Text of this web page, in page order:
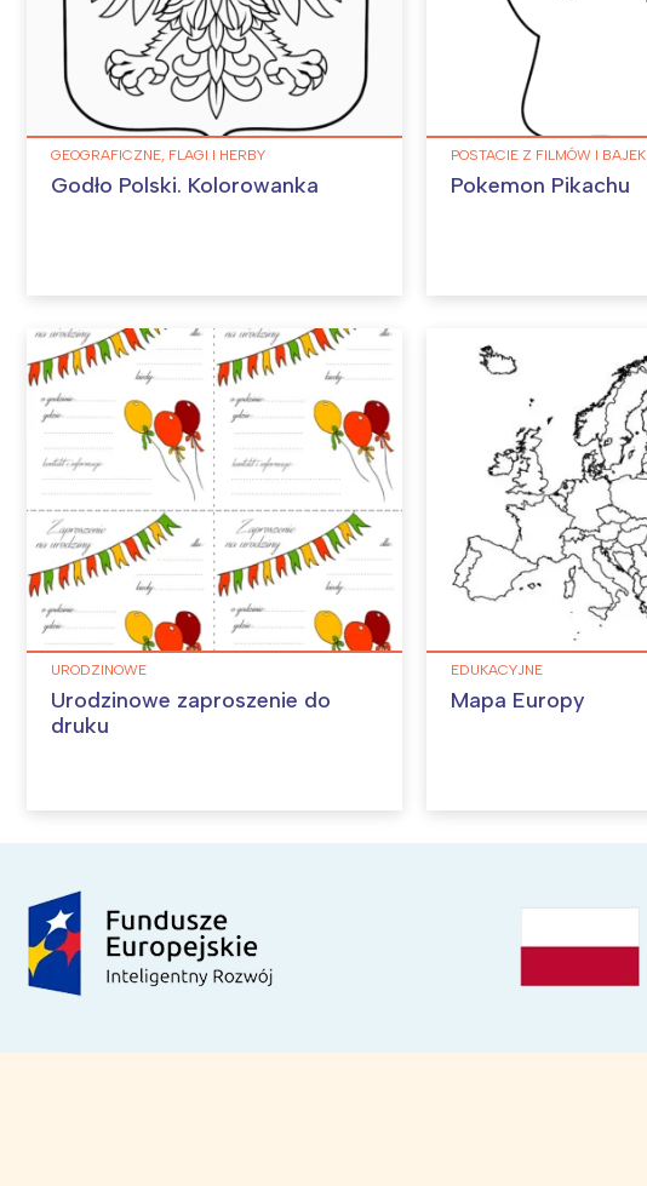
GEOGRAFICZNE, FLAGI I HERBY
Godło Polski. Kolorowanka
POSTACIE Z FILMÓW I BAJEK
Pokemon Pikachu
URODZINOWE
Urodzinowe zaproszenie do
druku
EDUKACYJNE
Mapa Europy